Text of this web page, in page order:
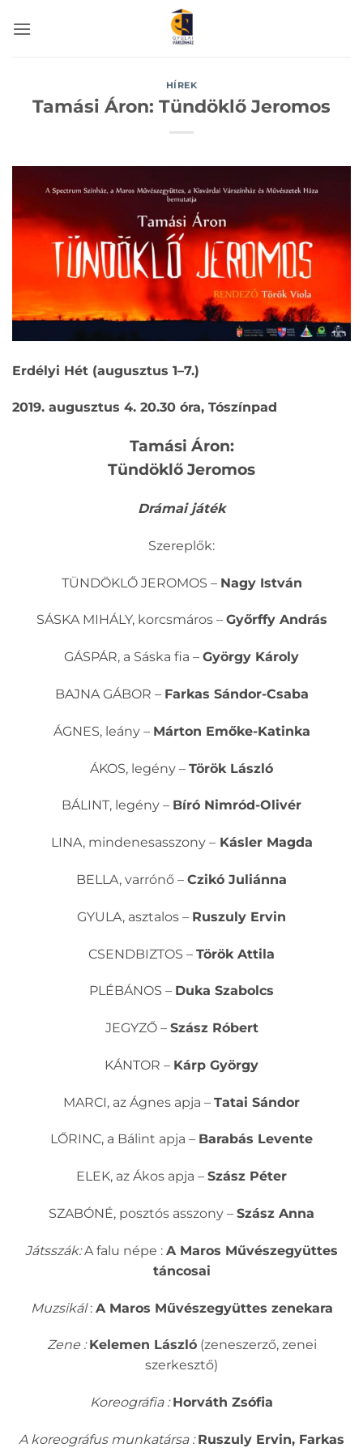
HÍREK
Tamási Áron: Tündöklő Jeromos
Erdélyi Hét (augusztus 1–7.)
2019. augusztus 4. 20.30 óra, Tószínpad
Tamási Áron:
Tündöklő Jeromos
Drámai játék
Szereplők:
TÜNDÖKLŐ JEROMOS – Nagy István
SÁSKA MIHÁLY, korcsmáros – Győrffy András
GÁSPÁR, a Sáska fia – György Károly
BAJNA GÁBOR – Farkas Sándor-Csaba
ÁGNES, leány – Márton Emőke-Katinka
ÁKOS, legény – Török László
BÁLINT, legény – Bíró Nimród-Olivér
LINA, mindenesasszony –Kásler Magda
BELLA, varrónő – Czikó Juliánna
GYULA, asztalos – Ruszuly Ervin
CSENDBIZTOS – Török Attila
PLÉBÁNOS – Duka Szabolcs
JEGYZŐ – Szász Róbert
KÁNTOR – Kárp György
MARCI, az Ágnes apja – Tatai Sándor
LŐRINC, a Bálint apja – Barabás Levente
ELEK, az Ákos apja – Szász Péter
SZABÓNÉ, posztós asszony – Szász Anna
Játsszák:A falu népe : A Maros Művészegyüttes
táncosai
Muzsikál: A Maros Művészegyüttes zenekara
Zene : Kelemen László(zeneszerző, zenei
szerkesztő)
Koreográfia : Horváth Zsófia
A koreográfus munkatársa : Ruszuly Ervin, Farkas